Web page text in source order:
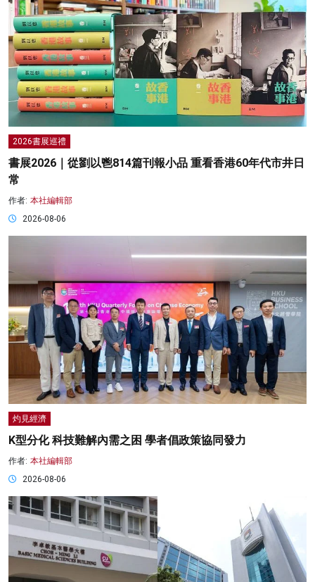
2026書展巡禮
書展2026｜從劉以鬯814篇刊報小品 重看香港60年代市井日
常
作者: 本社編輯部
2026-08-06
灼見經濟
K型分化 科技難解內需之困 學者倡政策協同發力
作者: 本社編輯部
2026-08-06